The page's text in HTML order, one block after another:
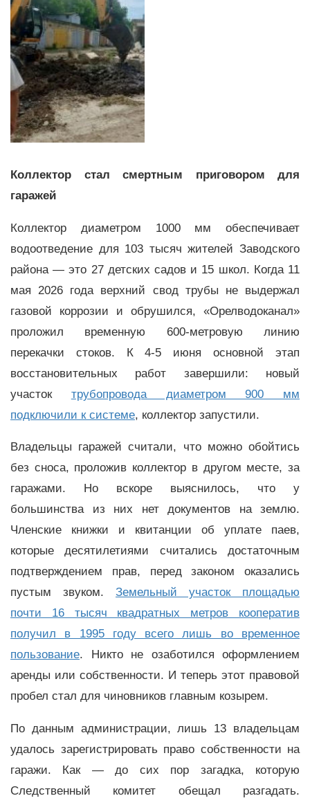
Коллектор стал смертным приговором для
гаражей
Коллектор диаметром 1000 мм обеспечивает
водоотведение для 103 тысяч жителей Заводского
района — это 27 детских садов и 15 школ. Когда 11
мая 2026 года верхний свод трубы не выдержал
газовой коррозии и обрушился, «Орелводоканал»
проложил временную 600-метровую линию
перекачки стоков. К 4-5 июня основной этап
восстановительных работ завершили: новый
участок трубопровода диаметром 900 мм
подключили к системе, коллектор запустили.
Владельцы гаражей считали, что можно обойтись
без сноса, проложив коллектор в другом месте, за
гаражами. Но вскоре выяснилось, что у
большинства из них нет документов на землю.
Членские книжки и квитанции об уплате паев,
которые десятилетиями считались достаточным
подтверждением прав, перед законом оказались
пустым звуком. Земельный участок площадью
почти 16 тысяч квадратных метров кооператив
получил в 1995 году всего лишь во временное
пользование. Никто не озаботился оформлением
аренды или собственности. И теперь этот правовой
пробел стал для чиновников главным козырем.
По данным администрации, лишь 13 владельцам
удалось зарегистрировать право собственности на
гаражи. Как — до сих пор загадка, которую
Следственный комитет обещал разгадать.